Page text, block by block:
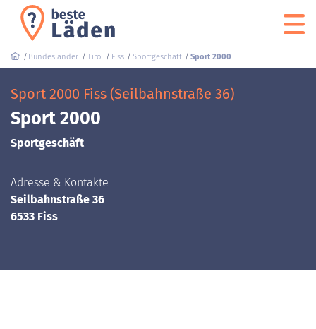
Bundesländer Tirol Fiss Sportgeschäft Sport 2000
Sport 2000 Fiss (Seilbahnstraße 36)
Sport 2000
Sportgeschäft
Adresse & Kontakte
Seilbahnstraße 36
6533 Fiss